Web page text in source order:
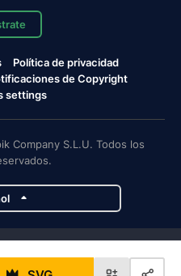
Política de privacidad
de Copyright
settings
Company S.L.U. Todos los